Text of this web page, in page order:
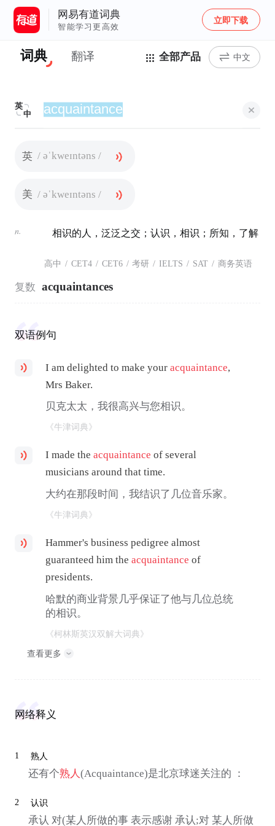
网易有道词典
智能学习更高效
立即下载
词典 翻译 全部产品 中文
英
中
英 / əˈkweɪntəns /
美 / əˈkweɪntəns /
n. 相识的人，泛泛之交；认识，相识；所知，了解
高中 / CET4 / CET6 / 考研 / IELTS / SAT / 商务英语
复数 acquaintances
双语例句
I am delighted to make youracquaintance,
Mrs Baker.
贝克太太，我很高兴与您相识。
《牛津词典》
I made theacquaintance of several
musicians around that time.
大约在那段时间，我结识了几位音乐家。
《牛津词典》
Hammer's business pedigree almost
guaranteed him theacquaintance of
presidents.
哈默的商业背景几乎保证了他与几位总统
的相识。
《柯林斯英汉双解大词典》
查看更多
网络释义
1 熟人
还有个熟人(Acquaintance)是北京球迷关注的 ：
2 认识
承认 对(某人所做的事 表示感谢 承认;对 某人所做